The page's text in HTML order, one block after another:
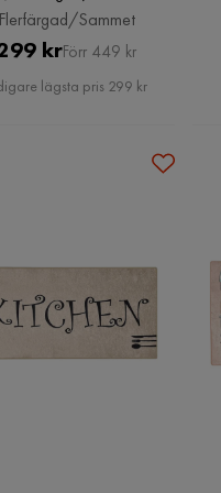
Flerfärgad/Sammet
Pris
krOriginal
Pris
Förr 449 kr
lägsta pris 299 kr